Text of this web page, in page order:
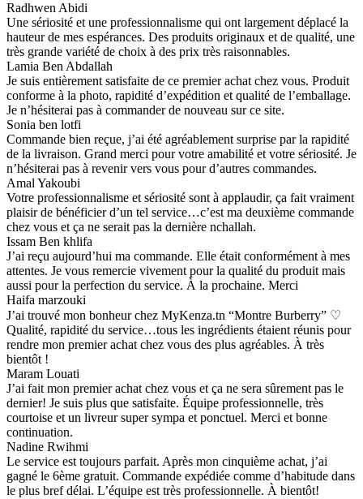
Radhwen Abidi
Une sériosité et une professionnalisme qui ont largement déplacé la
hauteur de mes espérances. Des produits originaux et de qualité, une
très grande variété de choix à des prix très raisonnables.
Lamia Ben Abdallah
Je suis entièrement satisfaite de ce premier achat chez vous. Produit
conforme à la photo, rapidité d’expédition et qualité de l’emballage.
Je n’hésiterai pas à commander de nouveau sur ce site.
Sonia ben lotfi
Commande bien reçue, j’ai été agréablement surprise par la rapidité
de la livraison. Grand merci pour votre amabilité et votre sériosité. Je
n’hésiterai pas à revenir vers vous pour d’autres commandes.
Amal Yakoubi
Votre professionnalisme et sériosité sont à applaudir, ça fait vraiment
plaisir de bénéficier d’un tel service…c’est ma deuxième commande
chez vous et ça ne serait pas la dernière nchallah.
Issam Ben khlifa
J’ai reçu aujourd’hui ma commande. Elle était conformément à mes
attentes. Je vous remercie vivement pour la qualité du produit mais
aussi pour la perfection du service. À la prochaine. Merci
Haifa marzouki
J’ai trouvé mon bonheur chez MyKenza.tn “Montre Burberry” ♡
Qualité, rapidité du service…tous les ingrédients étaient réunis pour
rendre mon premier achat chez vous des plus agréables. À très
bientôt !
Maram Louati
J’ai fait mon premier achat chez vous et ça ne sera sûrement pas le
dernier! Je suis plus que satisfaite. Équipe professionnelle, très
courtoise et un livreur super sympa et ponctuel. Merci et bonne
continuation.
Nadine Rwihmi
Le service est toujours parfait. Après mon cinquième achat, j’ai
gagné le 6ème gratuit. Commande expédiée comme d’habitude dans
le plus bref délai. L’équipe est très professionnelle. À bientôt!